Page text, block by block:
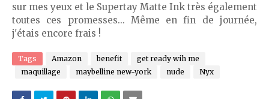
sur mes yeux et le Supertay Matte Ink très également
toutes ces promesses... Même en fin de journée,
j'étais encore frais !
Tags Amazon benefit
get ready wih me
maquillage
maybelline new-york nude Nyx